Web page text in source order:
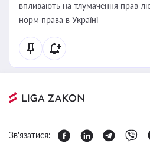
впливають на тлумачення прав
норм права в Україні
Зв'язатися: